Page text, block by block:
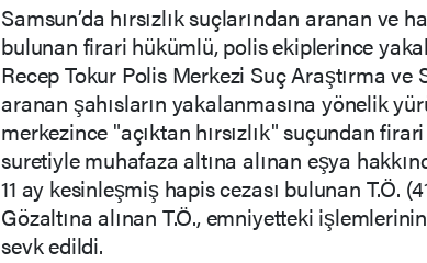
Samsun’da hırsızlık suçlarından aranan ve
bulunan firari hükümlü, polis ekiplerince
Recep Tokur Polis Merkezi Suç Araştırma
aranan şahısların yakalanmasına yönelik
merkezince "açıktan hırsızlık" suçundan
suretiyle muhafaza altına alınan eşya
11 ay kesinleşmiş hapis cezası bulunan T.Ö.
Gözaltına alınan T.Ö., emniyetteki
sevk edildi.